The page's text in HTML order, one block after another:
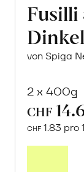
Fusilli
von Spiga
2 x 400g
CHF
CHF 1.83 pro